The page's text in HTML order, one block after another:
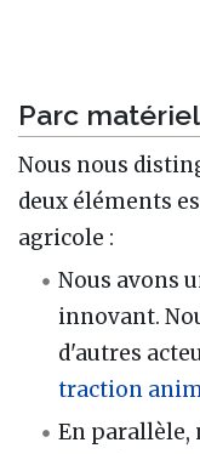
Parc
Nous nous
deux éléments
agricole :
Nous avons
innovant.
d'autres
traction
En parallèle,